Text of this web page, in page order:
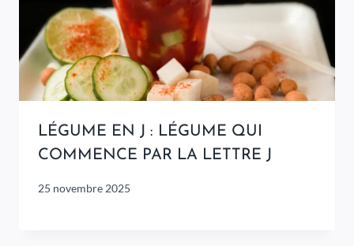
LÉGUME EN J : LÉGUME QUI
COMMENCE PAR LA LETTRE J
25 novembre 2025